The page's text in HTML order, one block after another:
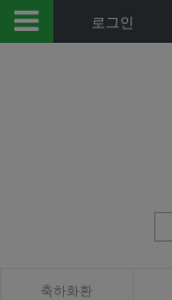
로그인
축하화환